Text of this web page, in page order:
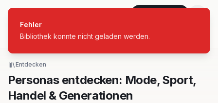
Fehler
Bibliothek konnte nicht geladen werden.
Alle Branchen
Entdecken
Personas entdecken: Mode, Sport,
Handel & Generationen